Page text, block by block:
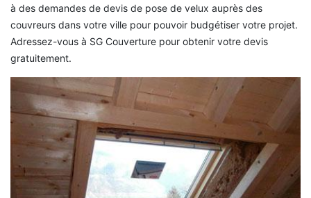
à des demandes de devis de pose de velux auprès des
couvreurs dans votre ville pour pouvoir budgétiser votre projet.
Adressez-vous à SG Couverture pour obtenir votre devis
gratuitement.